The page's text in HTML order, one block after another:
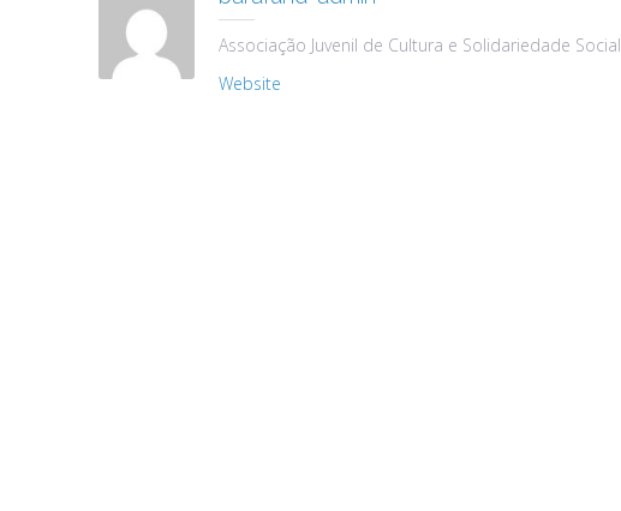
Associação Juvenil de Cultura e Solidariedade Social
Website